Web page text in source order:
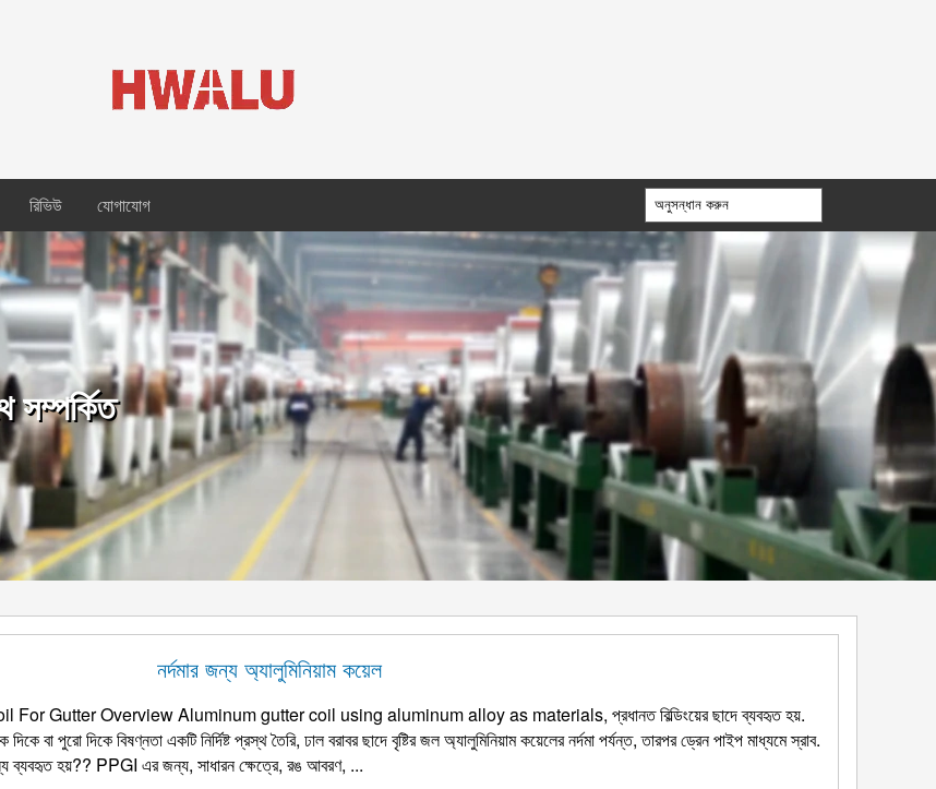
রিভিউ যোগাযোগ
নর্দমার জন্য অ্যালুমিনিয়াম কয়েল
For Gutter Overview Aluminum gutter coil using aluminum alloy as materials, প্রধানত বিল্ডিংয়ের ছাদে ব্যবহৃত হয়.
বা পুরো দিকে বিষণ্নতা একটি নির্দিষ্ট প্রস্থ তৈরি, ঢাল বরাবর ছাদে বৃষ্টির জল অ্যালুমিনিয়াম কয়েলের নর্দমা পর্যন্ত, তারপর ড্রেন পাইপ মাধ্যমে স্রাব.
ব্যবহৃত হয়?? PPGI এর জন্য, সাধারন ক্ষেত্রে, রঙ আবরণ, ...